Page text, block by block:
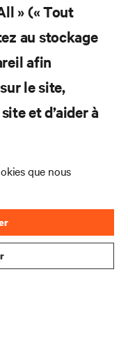
critiques.
» (« Tout
au stockage
afin
le site,
et d’aider à
que nous